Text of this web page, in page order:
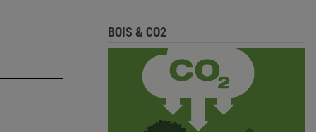
BOIS & CO2